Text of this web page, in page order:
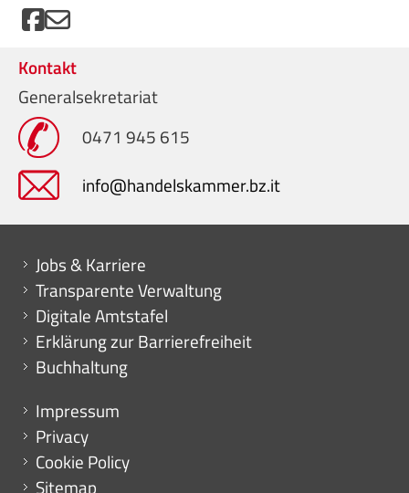
Kontakt
Generalsekretariat
0471 945 615
info@handelskammer.bz.it
Mini menu di servizio
Jobs & Karriere
Transparente Verwaltung
Digitale Amtstafel
Erklärung zur Barrierefreiheit
Buchhaltung
Menu footer
Impressum
Privacy
Cookie Policy
Sitemap